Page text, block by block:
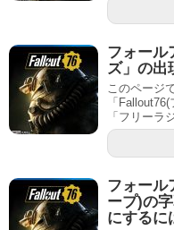
フォール
ズ」の出
このページ
「
「フリーラ
フォール
ープ)の
にするに